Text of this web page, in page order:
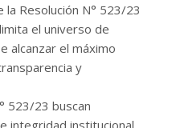
Resolución N° 523/23
el universo de
alcanzar el máximo
y
523/23 buscan